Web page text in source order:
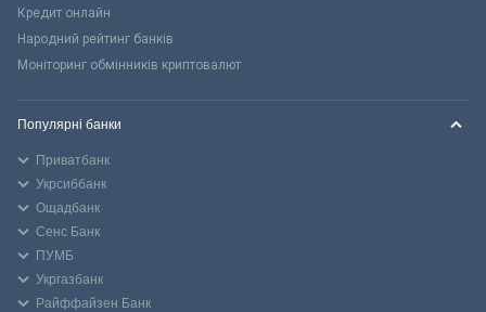
Кредит онлайн
Народний рейтинг банків
Моніторинг обмінників криптовалют
Популярні банки
Приватбанк
Укрсиббанк
Ощадбанк
Сенс Банк
ПУМБ
Укргазбанк
Райффайзен Банк